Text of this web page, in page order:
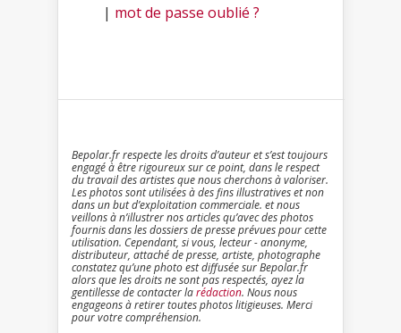
| mot de passe oublié ?
Bepolar.fr respecte les droits d’auteur et s’est toujours
engagé à être rigoureux sur ce point, dans le respect
du travail des artistes que nous cherchons à valoriser.
Les photos sont utilisées à des fins illustratives et non
dans un but d’exploitation commerciale. et nous
veillons à n’illustrer nos articles qu’avec des photos
fournis dans les dossiers de presse prévues pour cette
utilisation. Cependant, si vous, lecteur - anonyme,
distributeur, attaché de presse, artiste, photographe
constatez qu’une photo est diffusée sur Bepolar.fr
alors que les droits ne sont pas respectés, ayez la
gentillesse de contacter larédaction. Nous nous
engageons à retirer toutes photos litigieuses. Merci
pour votre compréhension.